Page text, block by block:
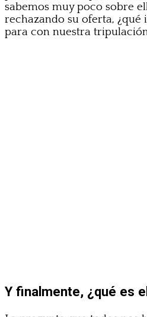
sabemos muy poco sobre
rechazando su oferta,
para con nuestra
Y finalmente, ¿qué es